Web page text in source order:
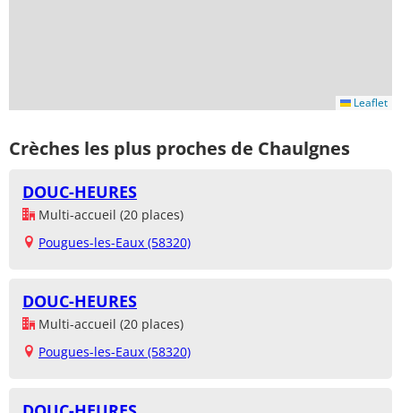
Leaflet
Crèches les plus proches de Chaulgnes
DOUC-HEURES
Multi-accueil (20 places)
Pougues-les-Eaux (58320)
DOUC-HEURES
Multi-accueil (20 places)
Pougues-les-Eaux (58320)